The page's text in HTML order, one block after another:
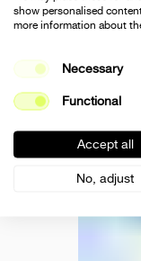
show personalised
more information about
Necessary
Functional
Accept all
No, adjust